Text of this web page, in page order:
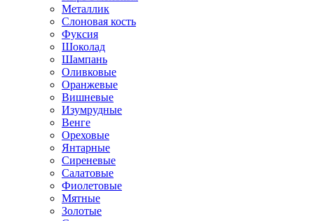
Металлик
Слоновая кость
Фуксия
Шоколад
Шампань
Оливковые
Оранжевые
Вишневые
Изумрудные
Венге
Ореховые
Янтарные
Сиреневые
Салатовые
Фиолетовые
Мятные
Золотые